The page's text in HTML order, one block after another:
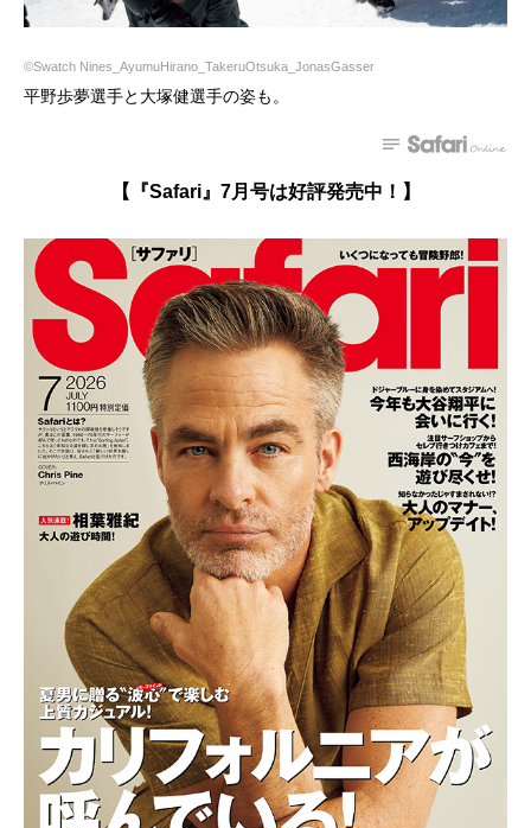
©Swatch Nines_AyumuHirano_TakeruOtsuka_JonasGasser
平野歩夢選手と大塚健選手の姿も。
【『Safari』7月号は好評発売中！】